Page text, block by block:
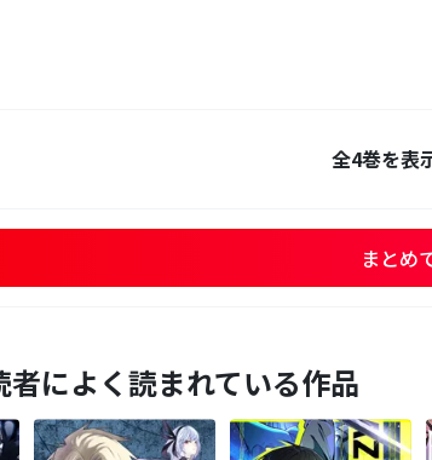
全4巻を表
まとめ
者によく読まれている作品